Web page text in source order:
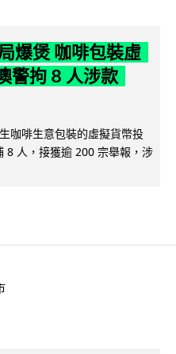
爆煲 咖啡包裝虛
警拘 8 人涉款
咖啡生意包裝的虛擬貨幣投
8 人，接獲逾 200 宗舉報，涉